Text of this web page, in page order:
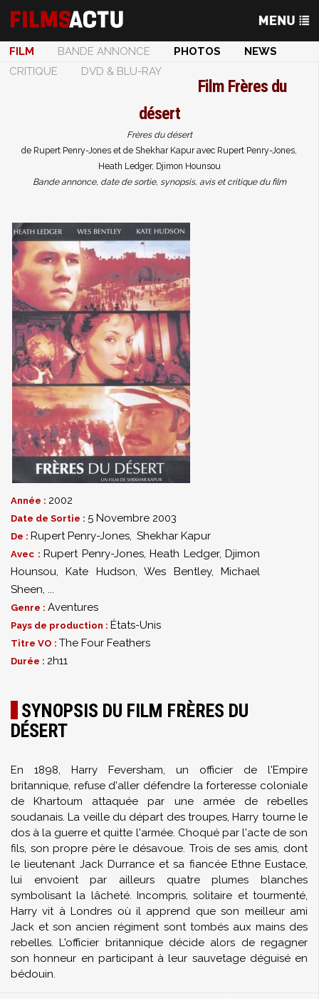
FILM BANDE ANNONCE PHOTOS
NEWS
CRITIQUE
DVD & BLU-RAY
Film Frères du
désert
Frères du désert
de Rupert Penry-Jones et de Shekhar Kapur avec Rupert Penry-Jones,
Heath Ledger, Djimon Hounsou
Bande annonce, date de sortie, synopsis, avis et critique du film
Année : 2002
Date de Sortie : 5 Novembre 2003
De : Rupert Penry-Jones, Shekhar Kapur
Avec : Rupert Penry-Jones, Heath Ledger, Djimon
Hounsou,Kate Hudson,Wes Bentley,Michael
Sheen, ...
Genre : Aventures
Pays de production : États-Unis
Titre VO : The Four Feathers
Durée : 2h11
SYNOPSIS DU FILM FRÈRES DU
DÉSERT
En 1898, Harry Feversham, un officier de l'Empire
britannique, refuse d'aller défendre la forteresse coloniale
de Khartoum attaquée par une armée de rebelles
soudanais. La veille du départ des troupes, Harry tourne le
dos à la guerre et quitte l'armée. Choqué par l'acte de son
fils, son propre père le désavoue. Trois de ses amis, dont
le lieutenant Jack Durrance et sa fiancée Ethne Eustace,
lui envoient par ailleurs quatre plumes blanches
symbolisant la lâcheté. Incompris, solitaire et tourmenté,
Harry vit à Londres où il apprend que son meilleur ami
Jack et son ancien régiment sont tombés aux mains des
rebelles. L'officier britannique décide alors de regagner
son honneur en participant à leur sauvetage déguisé en
bédouin.